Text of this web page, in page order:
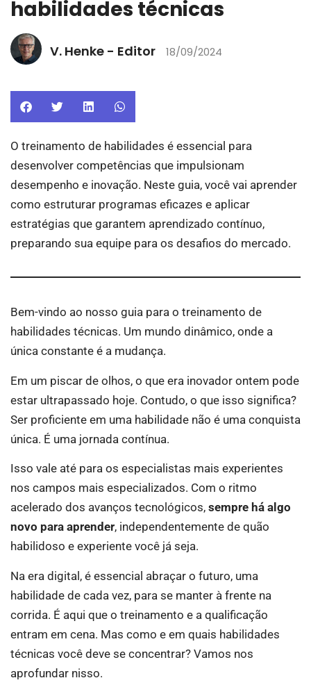
habilidades técnicas
V. Henke - Editor 18/09/2024
O treinamento de habilidades é essencial para
desenvolver competências que impulsionam
desempenho e inovação. Neste guia, você vai aprender
como estruturar programas eficazes e aplicar
estratégias que garantem aprendizado contínuo,
preparando sua equipe para os desafios do mercado.
Bem-vindo ao nosso guia para o treinamento de
habilidades técnicas. Um mundo dinâmico, onde a
única constante é a mudança.
Em um piscar de olhos, o que era inovador ontem pode
estar ultrapassado hoje. Contudo, o que isso significa?
Ser proficiente em uma habilidade não é uma conquista
única. É uma jornada contínua.
Isso vale até para os especialistas mais experientes
nos campos mais especializados. Com o ritmo
acelerado dos avanços tecnológicos, sempre há algo
novo para aprender, independentemente de quão
habilidoso e experiente você já seja.
Na era digital, é essencial abraçar o futuro, uma
habilidade de cada vez, para se manter à frente na
corrida. É aqui que o treinamento e a qualificação
entram em cena. Mas como e em quais habilidades
técnicas você deve se concentrar? Vamos nos
aprofundar nisso.